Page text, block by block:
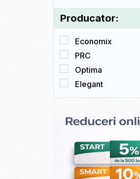
Producator:
Economix
PRC
Optima
Elegant